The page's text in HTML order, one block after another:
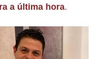
a última hora.